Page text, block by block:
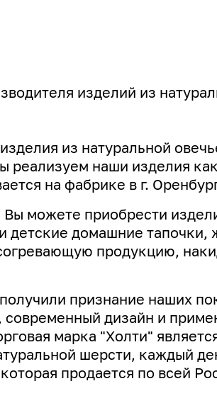
изделий из
из натуральной
реализуем наши изделия
на фабрике в г.
можете приобрести
детские домашние тапочки,
продукцию,
признание наших
современный дизайн и
марка "Холти"
шерсти, каждый
продается по всей